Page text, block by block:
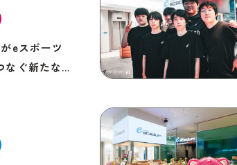
eスポーツ
なぐ新たな…